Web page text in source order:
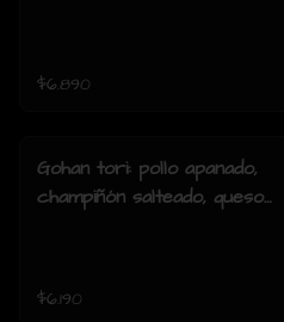
$6.890
Gohan tori: pollo apanado,
champiñón salteado, queso
$6.190